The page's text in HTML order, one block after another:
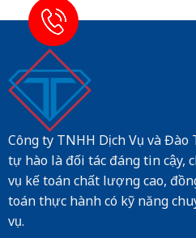
Công ty TNHH Dịch Vụ và
tự hào là đối tác đáng tin cậy,
vụ kế toán chất lượng cao,
toán thực hành có kỹ năng
vụ.